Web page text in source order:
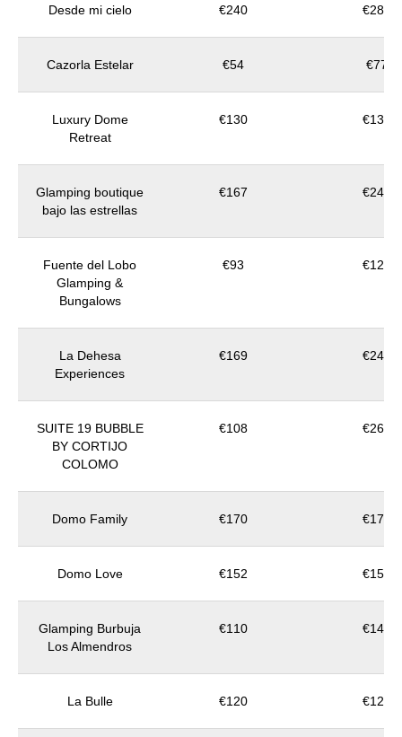
Desde mi cielo €240 €280
Cazorla Estelar €54 €77
Luxury Dome
Retreat
€130 €130
Glamping boutique
bajo las estrellas
€167 €244
Fuente del Lobo
Glamping &
Bungalows
€93 €120
La Dehesa
Experiences
€169 €249
SUITE 19 BUBBLE
BY CORTIJO
COLOMO
€108 €261
Domo Family €170 €170
Domo Love €152 €152
Glamping Burbuja
Los Almendros
€110 €140
La Bulle €120 €120